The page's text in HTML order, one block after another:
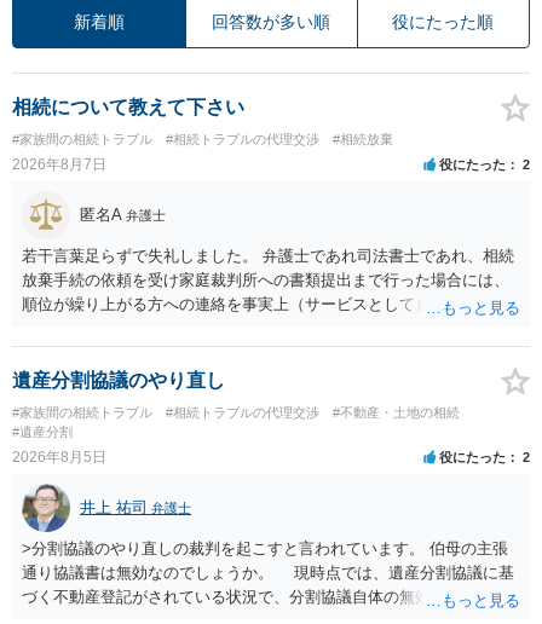
新着順 回答数が多い順 役にたった順
相続について教えて下さい
#家族間の相続トラブル #相続トラブルの代理交渉 #相続放棄
2026年8月7日 役にたった 2
匿名A 弁護士
若干言葉足らずで失礼しました。 弁護士であれ司法書士であれ、相続
放棄手続の依頼を受け家庭裁判所への書類提出まで行った場合には、
順位が繰り上がる方への連絡を事実上（サービスとして）行うことは
できない、という意味でした。
遺産分割協議のやり直し
#家族間の相続トラブル #相続トラブルの代理交渉
#不動産・土地の相続
#遺産分割
2026年8月5日 役にたった 2
井上 祐司 弁護士
>分割協議のやり直しの裁判を起こすと言われています。 伯母の主張
通り協議書は無効なのでしょうか。 現時点では、遺産分割協議に基
づく不動産登記がされている状況で、分割協議自体の無効を裁判所が